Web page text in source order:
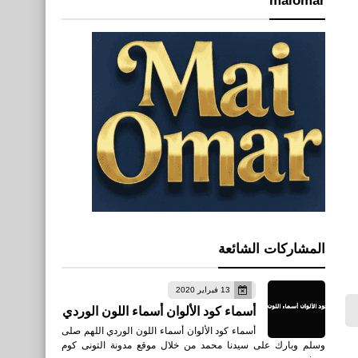
المشاركات الشائعة
13 فبراير 2020
أسماء كود الألوان أسماء اللون الوردي
أسماء كود الألوان أسماء اللون الوردي اللهم صلى
وسلم وبارك على سيدنا محمد من خلال موقع مدونة التونى كوم